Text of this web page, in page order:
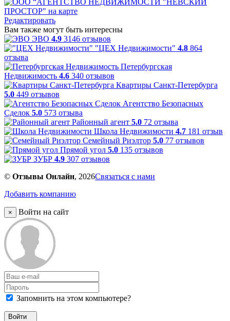
Редактировать
Вам также могут быть интересны
ЭВО 4.9 3146 отзывов
"ЦЕХ Недвижимости" 4.8 864
отзыва
Петербургская
Недвижимость 4.6 340 отзывов
Квартиры Санкт-Петербурга
5.0 449 отзывов
Агентство Безопасных
Сделок 5.0 573 отзыва
Районный агент 5.0 72 отзыва
Школа Недвижимости 4.7 181 отзыв
Семейный Риэлтор 5.0 77 отзывов
Прямой угол 5.0 135 отзывов
ЗУБР 4.9 307 отзывов
© Отзывы Онлайн, 2026Связаться с нами
Добавить компанию
× Войти на сайт
Запомнить на этом компьютере?
Войти